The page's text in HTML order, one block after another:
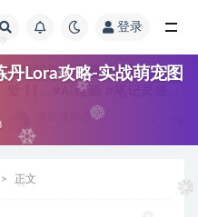
登录
Lora攻略-实战萌宠图
正文